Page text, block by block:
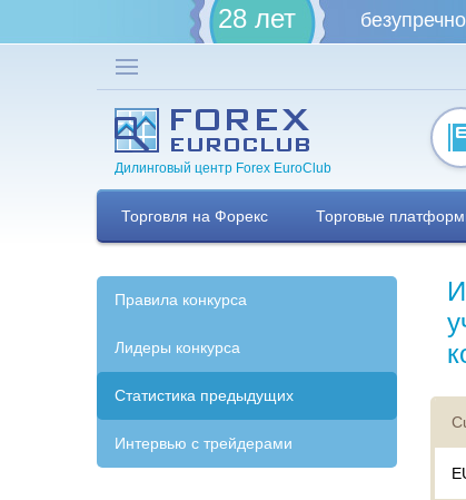
28 лет
Дилинговый центр Forex EuroClub
Торговля на Форекс Торговые
Правила конкурса
Лидеры конкурса
Статистика предыдущих
Интервью с трейдерами